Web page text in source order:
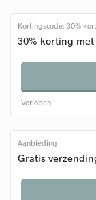
Kortingscode: 30%
30% korting met
Verlopen
Aanbieding
Gratis